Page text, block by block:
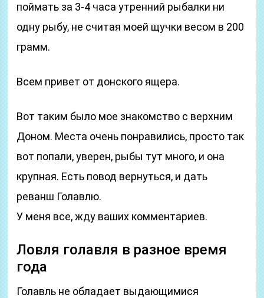
поймать за 3-4 часа утренний рыбалки ни
одну рыбу, не считая моей щучки весом в 200
грамм.
Всем привет от донского ящера.
Вот таким было мое знакомство с верхним
Доном. Места очень понравились, просто так
вот попали, уверен, рыбы тут много, и она
крупная. Есть повод вернуться, и дать
реванш Голавлю.
У меня все, жду ваших комментариев.
Ловля голавля в разное время
года
Голавль не обладает выдающимися